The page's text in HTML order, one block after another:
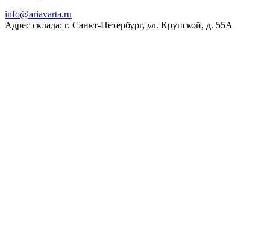
ur.atravaira@ofni
Адрес склада: г. Санкт-Петербург, ул. Крупской, д. 55А